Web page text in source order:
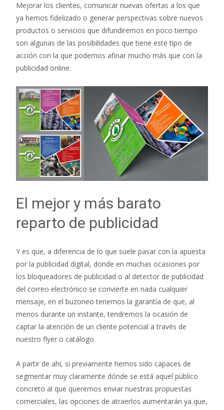
Mejorar los clientes, comunicar nuevas ofertas a los que
ya hemos fidelizado o generar perspectivas sobre nuevos
productos o servicios que difundiremos en poco tiempo
son algunas de las posibilidades que tiene este tipo de
acción con la que podemos afinar mucho más que con la
publicidad online.
El mejor y más barato
reparto de publicidad
Y es que, a diferencia de lo que suele pasar con la apuesta
por la publicidad digital, donde en muchas ocasiones por
los bloqueadores de publicidad o al detector de publicidad
del correo electrónico se convierte en nada cualquier
mensaje, en el buzoneo tenemos la garantía de que, al
menos durante un instante, tendremos la ocasión de
captar la atención de un cliente potencial a través de
nuestro flyer o catálogo.
A partir de ahí, si previamente hemos sido capaces de
segmentar muy claramente dónde se está aquel público
concreto al que queremos enviar nuestras propuestas
comerciales, las opciones de atraerlos aumentarán ya que,